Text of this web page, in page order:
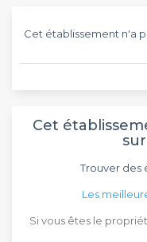
Cet établissement n'a
Cet
Trouver des
Les
Si vous êtes le